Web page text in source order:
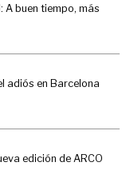
A buen tiempo, más
adiós en Barcelona
edición de ARCO